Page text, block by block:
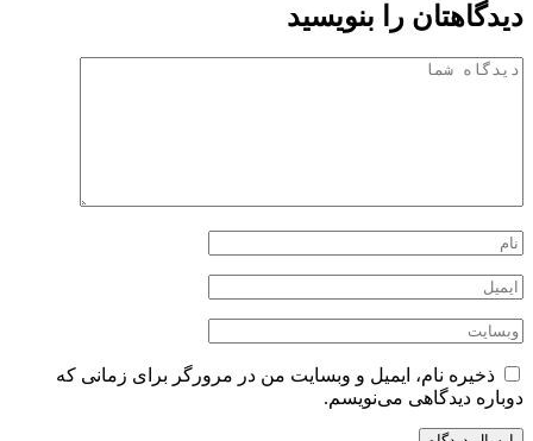
دیدگاهتان را بنویسید
ذخیره نام، ایمیل و وبسایت من در مرورگر برای زمانی که
دوباره دیدگاهی می‌نویسم.